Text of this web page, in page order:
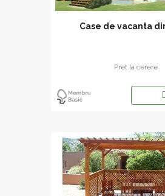
Case de vacanta
Pret la cerere